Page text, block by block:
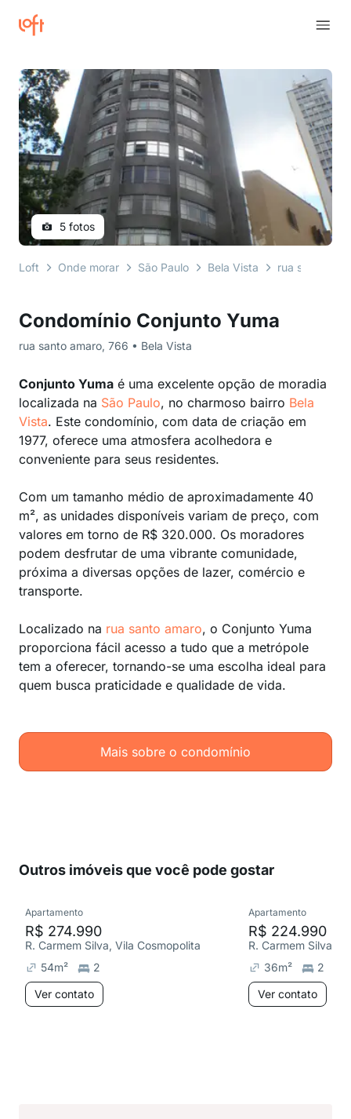
Condomínio Conjunto Yuma
rua santo amaro, 766 • Bela Vista
Conjunto Yuma é uma excelente opção de moradia
localizada na São Paulo, no charmoso bairro Bela
Vista. Este condomínio, com data de criação em
1977, oferece uma atmosfera acolhedora e
conveniente para seus residentes.
Com um tamanho médio de aproximadamente 40
m², as unidades disponíveis variam de preço, com
valores em torno de R$ 320.000. Os moradores
podem desfrutar de uma vibrante comunidade,
próxima a diversas opções de lazer, comércio e
transporte.
Localizado na rua santo amaro, o Conjunto Yuma
proporciona fácil acesso a tudo que a metrópole
tem a oferecer, tornando-se uma escolha ideal para
quem busca praticidade e qualidade de vida.
Mais sobre o condomínio
5 fotos
Loft Onde morar São Paulo Bela Vista rua santo
Outros imóveis que você pode gostar
Apartamento
R$ 274.990
R. Carmem Silva, Vila Cosmopolita
54m²
2
Ver contato
Apartamento
R$ 224.990
R. Carmem Silva,
36m²
2
Ver contato